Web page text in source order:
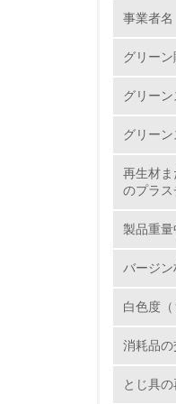
1.
2.
3.
5.
6.
7.
事業者名
グリー
グリー
グリーン
再生材
のプラス
製品重量
バージン
白色度（
消耗品
とじ具の